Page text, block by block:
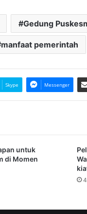
Gedung
manfaat pemerintah
Skype Messenger
untuk
di Momen